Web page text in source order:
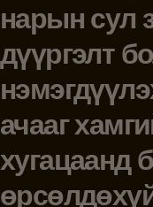
нарын сул
дүүргэлт
ачааг
хугацаанд